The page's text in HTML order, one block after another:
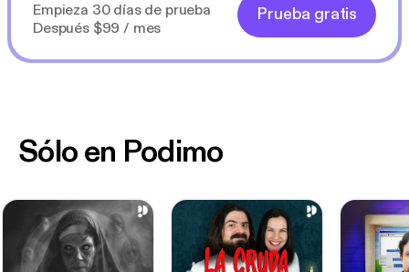
Empieza 30 días de prueba
Después $99 / mes
Prueba gratis
Sólo en Podimo